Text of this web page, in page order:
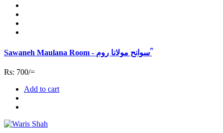
Sawaneh Maulana Room - سوانح مولانا روم ؒ
Rs: 700/=
Add to cart